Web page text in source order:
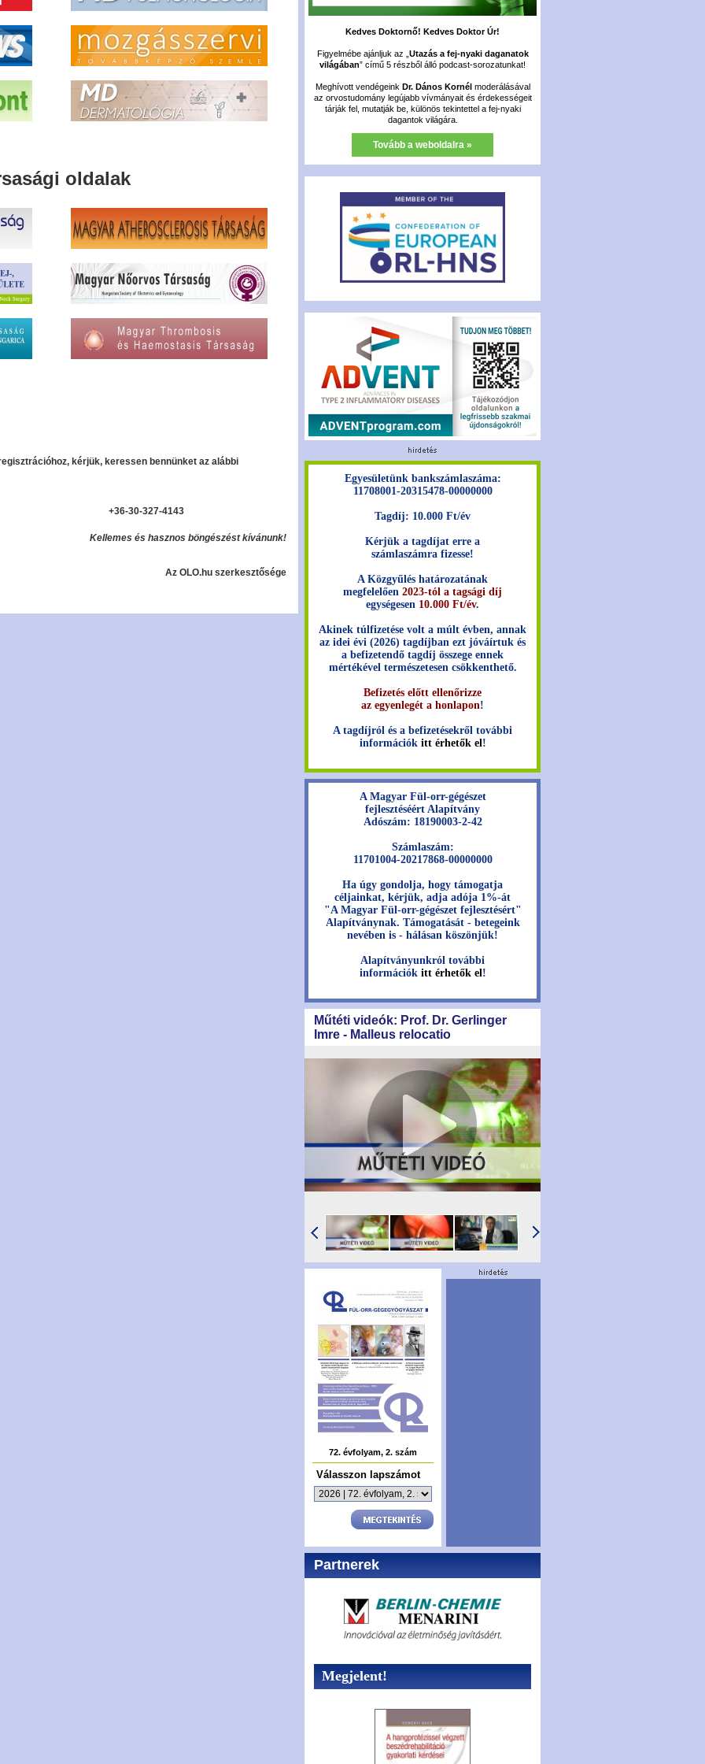
oldalak
kérjük, keressen bennünket az alábbi
+36-30-327-4143
Kellemes és hasznos böngészést kívánunk!
Az OLO.hu szerkesztősége
Kedves Doktornő! Kedves Doktor Úr!
Figyelmébe ajánljuk az „ Utazás a fej-nyaki daganatok
világában” című 5 részből álló podcast-sorozatunkat!
Meghívott vendégeink Dr. Dános Kornélmoderálásával
az orvostudomány legújabb vívmányait és érdekességeit
tárják fel, mutatják be, különös tekintettel a fej-nyaki
dagantok világára.
Tovább a weboldalra »
Egyesületünk bankszámlaszáma:
11708001-20315478-00000000
Tagdíj: 10.000 Ft/év
Kérjük a tagdíjat erre a
számlaszámra fizesse!
A Közgyűlés határozatának
megfelelően2023-tól a tagsági díj
egységesen 10.000 Ft/év.
Akinek túlfizetése volt a múlt évben, annak
az idei évi (2026) tagdíjban ezt jóváírtuk és
a befizetendő tagdíj összege ennek
mértékével természetesen csökkenthető.
Befizetés előtt ellenőrizze
az egyenlegét a honlapon!
A tagdíjról és a befizetésekről további
információk itt érhetők el!
A Magyar Fül-orr-gégészet
fejlesztéséért Alapítvány
Adószám: 18190003-2-42
Számlaszám:
11701004-20217868-00000000
Ha úgy gondolja, hogy támogatja
céljainkat, kérjük, adja adója 1%-át
"A Magyar Fül-orr-gégészet fejlesztésért"
Alapítványnak. Támogatását - betegeink
nevében is - hálásan köszönjük!
Alapítványunkról további
információk itt érhetők el!
Műtéti videók: Prof. Dr. Gerlinger
Imre - Malleus relocatio
72. évfolyam, 2. szám
Válasszon lapszámot
Partnerek
Megjelent!